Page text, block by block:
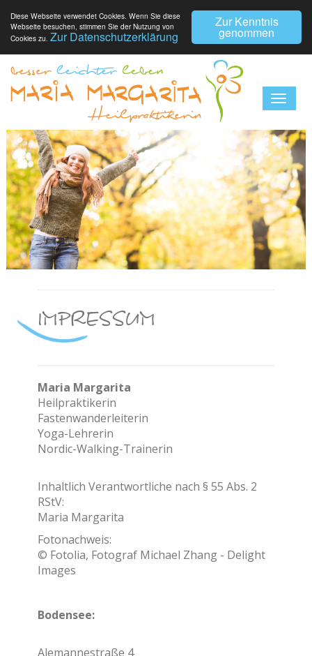
Zur Kenntnis
genommen
Diese Webseite verwendet Cookies. Wenn Sie diese
Webseite besuchen, stimmen Sie der Nutzung von
Cookies zu. Zur Datenschutzerklärung
IMPRESSUM
Maria Margarita
Heilpraktikerin
Fastenwanderleiterin
Yoga-Lehrerin
Nordic-Walking-Trainerin
Inhaltlich Verantwortliche nach § 55 Abs. 2
RStV:
Maria Margarita
Fotonachweis:
© Fotolia, Fotograf Michael Zhang - Delight
Images
Bodensee:
Alemannestraße 4